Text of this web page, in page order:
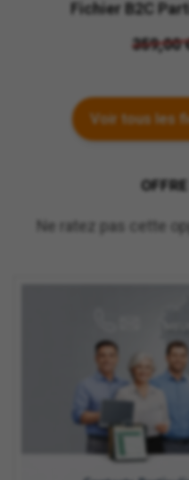
Fichier B2C
359,00
Voir tous les
Ne ratez pas cette